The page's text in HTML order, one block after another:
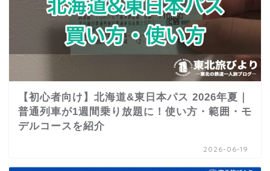
【初心者向け】北海道&東日本パス 2026年夏｜
普通列車が1週間乗り放題に！使い方・範囲・モ
デルコースを紹介
2026-06-19